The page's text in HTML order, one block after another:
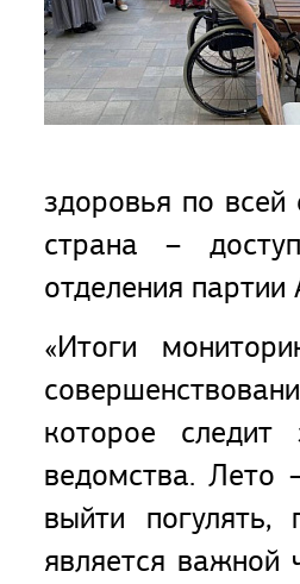
здоровья по всей
страна –
отделения
«Итоги
которое следит
ведомства. Лето
выйти погулять,
является